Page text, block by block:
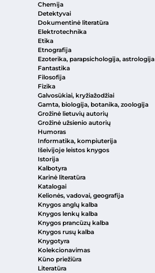
Chemija
Detektyvai
Dokumentinė literatūra
Elektrotechnika
Etika
Etnografija
Ezoterika, parapsichologija, astrologija
Fantastika
Filosofija
Fizika
Galvosūkiai, kryžiažodžiai
Gamta, biologija, botanika, zoologija
Grožinė lietuvių autorių
Grožinė užsienio autorių
Humoras
Informatika, kompiuterija
Išeivijoje leistos knygos
Istorija
Kalbotyra
Karinė literatūra
Katalogai
Kelionės, vadovai, geografija
Knygos anglų kalba
Knygos lenkų kalba
Knygos prancūzų kalba
Knygos rusų kalba
Knygotyra
Kolekcionavimas
Kūno priežiūra
Literatūra